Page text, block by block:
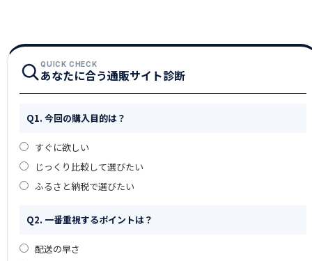
QUICK CHECK
あなたに合う通販サイト診断
Q1. 今回の購入目的は？
すぐに欲しい
じっくり比較して選びたい
ふるさと納税で選びたい
Q2. 一番重視するポイントは？
配送の早さ